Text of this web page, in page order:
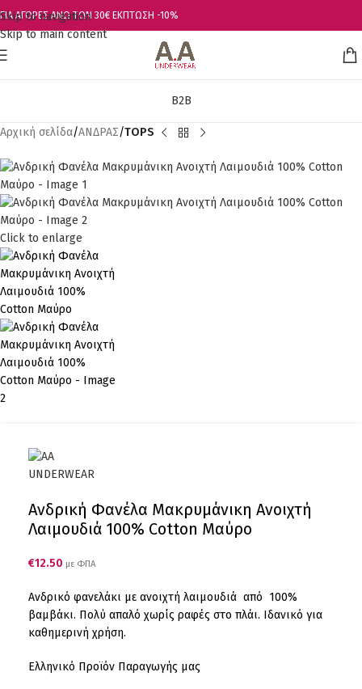
Skip to navigation
Skip to main content
ΓΙΑ ΑΓΟΡΕΣ ΑΝΩ ΤΩΝ 30€ ΕΚΠΤΩΣΗ -10%
B2B
Αρχική σελίδα ΑΝΔΡΑΣ TOPS
Click to enlarge
Ανδρική Φανέλα Μακρυμάνικη Ανοιχτή
Λαιμουδιά 100% Cotton Μαύρο
€12.50 με ΦΠΑ
Ανδρικό φανελάκι με ανοιχτή λαιμουδιά από 100%
βαμβάκι. Πολύ απαλό χωρίς ραφές στο πλάι. Ιδανικό για
καθημερινή χρήση.
Ελληνικό Προϊόν Παραγωγής μας